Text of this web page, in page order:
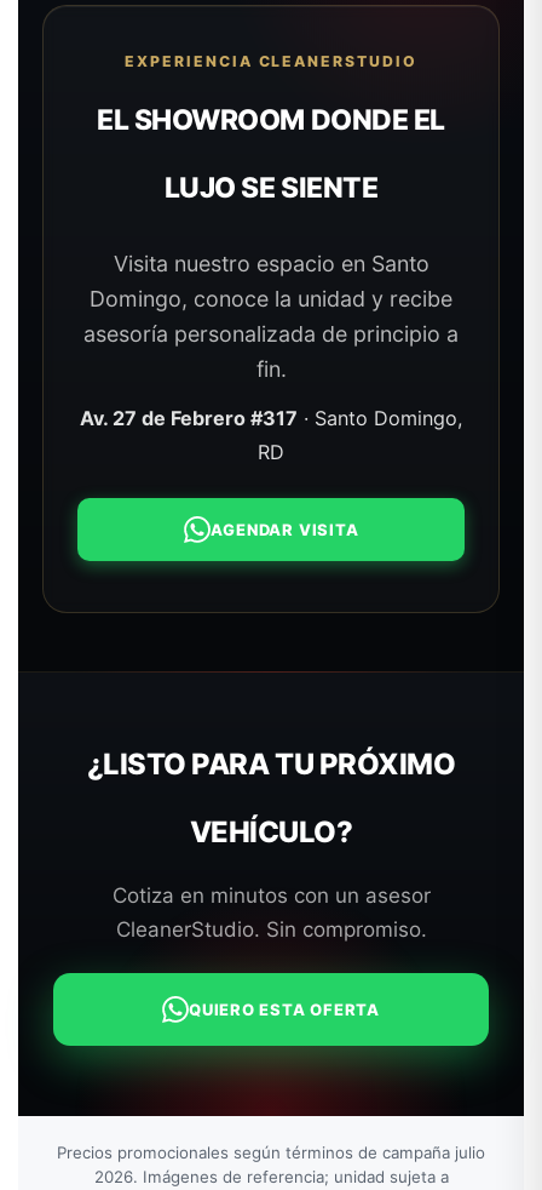
EXPERIENCIA CLEANERSTUDIO
EL SHOWROOM DONDE EL
LUJO SE SIENTE
Visita nuestro espacio en Santo
Domingo, conoce la unidad y recibe
asesoría personalizada de principio a
fin.
Av. 27 de Febrero #317 · Santo Domingo,
RD
AGENDAR VISITA
¿LISTO PARA TU PRÓXIMO
VEHÍCULO?
Cotiza en minutos con un asesor
CleanerStudio. Sin compromiso.
QUIERO ESTA OFERTA
Precios promocionales según términos de campaña julio
2026. Imágenes de referencia; unidad sujeta a